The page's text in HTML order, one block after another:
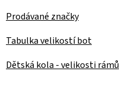
Prodávané značky
Tabulka velikostí bot
Dětská kola - velikosti rámů